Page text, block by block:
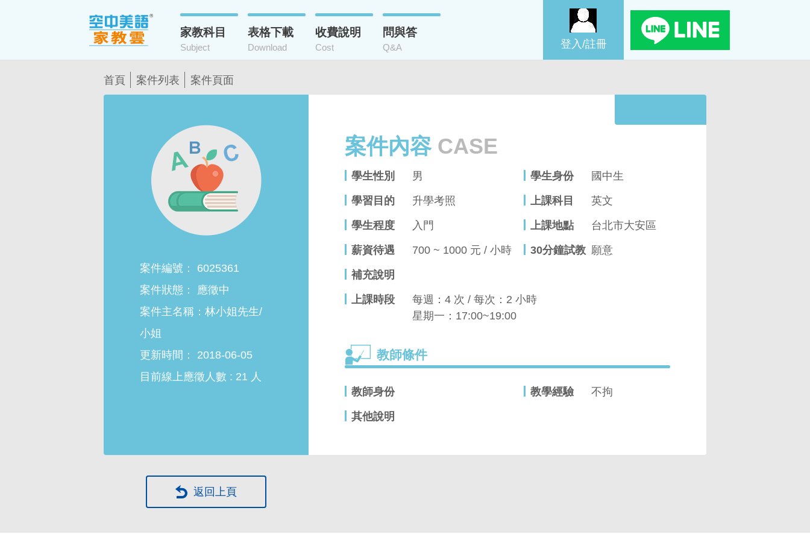
家教科目
Subject
表格下載
Download
收費說明
Cost
問與答
Q&A
首頁 案件列表 案件頁面
案件編號： 6025361
案件狀態：
案件主名稱： 林小姐先生/
小姐
更新時間： 2018-06-05
目前線上應徵人數 : 21 人
案件內容 CASE
學生性別 男 學生身份 國中生
學習目的 升學考照 上課科目 英文
學生程度 入門 上課地點 台北市大安區
薪資待遇 700 ~ 1000 元 / 小時 30分鐘試教 願意
補充說明
上課時段
每週：4 次 / 每次：2 小時
星期一：17:00~19:00
教師條件
教師身份 教學經驗 不拘
其他說明
返回上頁